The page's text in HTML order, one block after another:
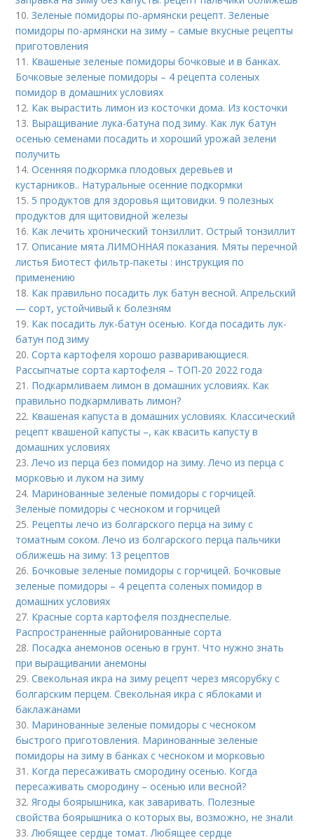
10.Зеленые помидоры по-армянски рецепт. Зеленые
помидоры по-армянски на зиму – самые вкусные рецепты
приготовления
11. Квашеные зеленые помидоры бочковые и в банках.
Бочковые зеленые помидоры – 4 рецепта соленых
помидор в домашних условиях
12. Как вырастить лимон из косточки дома. Из косточки
13. Выращивание лука-батуна под зиму. Как лук батун
осенью семенами посадить и хороший урожай зелени
получить
14.Осенняя подкормка плодовых деревьев и
кустарников.. Натуральные осенние подкормки
15. 5 продуктов для здоровья щитовидки. 9 полезных
продуктов для щитовидной железы
16. Как лечить хронический тонзиллит. Острый тонзиллит
17.Описание мята ЛИМОННАЯ показания. Мяты перечной
листья Биотест фильтр-пакеты : инструкция по
применению
18. Как правильно посадить лук батун весной. Апрельский
— сорт, устойчивый к болезням
19. Как посадить лук-батун осенью. Когда посадить лук-
батун под зиму
20.Сорта картофеля хорошо разваривающиеся.
Рассыпчатые сорта картофеля – ТОП-20 2022 года
21. Подкармливаем лимон в домашних условиях. Как
правильно подкармливать лимон?
22. Квашеная капуста в домашних условиях. Классический
рецепт квашеной капусты –, как квасить капусту в
домашних условиях
23. Лечо из перца без помидор на зиму. Лечо из перца с
морковью и луком на зиму
24. Маринованные зеленые помидоры с горчицей.
Зеленые помидоры с чесноком и горчицей
25. Рецепты лечо из болгарского перца на зиму с
томатным соком. Лечо из болгарского перца пальчики
оближешь на зиму: 13 рецептов
26. Бочковые зеленые помидоры с горчицей. Бочковые
зеленые помидоры – 4 рецепта соленых помидор в
домашних условиях
27. Красные сорта картофеля позднеспелые.
Распространенные районированные сорта
28. Посадка анемонов осенью в грунт. Что нужно знать
при выращивании анемоны
29.Свекольная икра на зиму рецепт через мясорубку с
болгарским перцем. Свекольная икра с яблоками и
баклажанами
30. Маринованные зеленые помидоры с чесноком
быстрого приготовления. Маринованные зеленые
помидоры на зиму в банках с чесноком и морковью
31. Когда пересаживать смородину осенью. Когда
пересаживать смородину – осенью или весной?
32. Ягоды боярышника, как заваривать. Полезные
свойства боярышника о которых вы, возможно, не знали
33. Любящее сердце томат. Любящее сердце